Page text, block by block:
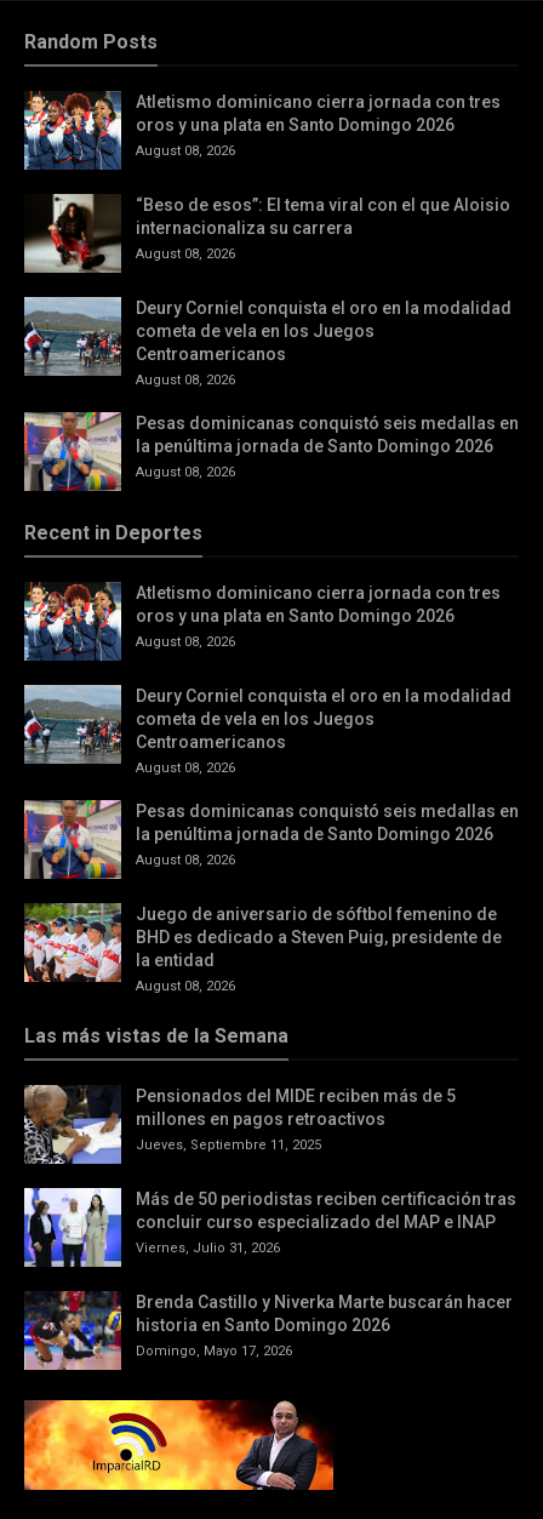
Random Posts
Atletismo dominicano cierra jornada con tres
oros y una plata en Santo Domingo 2026
August 08, 2026
“Beso de esos”: El tema viral con el que Aloisio
internacionaliza su carrera
August 08, 2026
Deury Corniel conquista el oro en la modalidad
cometa de vela en los Juegos
Centroamericanos
August 08, 2026
Pesas dominicanas conquistó seis medallas en
la penúltima jornada de Santo Domingo 2026
August 08, 2026
Recent in Deportes
Atletismo dominicano cierra jornada con tres
oros y una plata en Santo Domingo 2026
August 08, 2026
Deury Corniel conquista el oro en la modalidad
cometa de vela en los Juegos
Centroamericanos
August 08, 2026
Pesas dominicanas conquistó seis medallas en
la penúltima jornada de Santo Domingo 2026
August 08, 2026
Juego de aniversario de sóftbol femenino de
BHD es dedicado a Steven Puig, presidente de
la entidad
August 08, 2026
Las más vistas de la Semana
Pensionados del MIDE reciben más de 5
millones en pagos retroactivos
Jueves, Septiembre 11, 2025
Más de 50 periodistas reciben certificación tras
concluir curso especializado del MAP e INAP
Viernes, Julio 31, 2026
Brenda Castillo y Niverka Marte buscarán hacer
historia en Santo Domingo 2026
Domingo, Mayo 17, 2026